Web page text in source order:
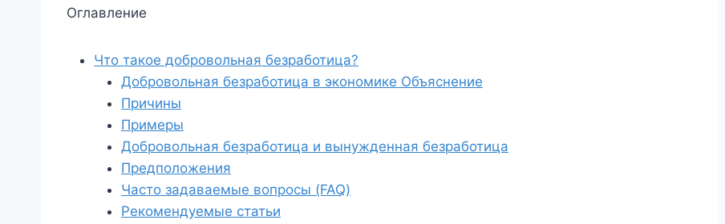
Оглавление
Что такое добровольная безработица?
Добровольная безработица в экономике Объяснение
Причины
Примеры
Добровольная безработица и вынужденная безработица
Предположения
Часто задаваемые вопросы (FAQ)
Рекомендуемые статьи